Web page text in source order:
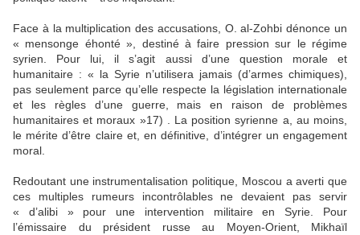
Face à la multiplication des accusations, O. al-Zohbi dénonce un
« mensonge éhonté », destiné à faire pression sur le régime
syrien. Pour lui, il s’agit aussi d’une question morale et
humanitaire : « la Syrie n’utilisera jamais (d’armes chimiques),
pas seulement parce qu’elle respecte la législation internationale
et les règles d’une guerre, mais en raison de problèmes
humanitaires et moraux »17) . La position syrienne a, au moins,
le mérite d’être claire et, en définitive, d’intégrer un engagement
moral.
Redoutant une instrumentalisation politique, Moscou a averti que
ces multiples rumeurs incontrôlables ne devaient pas servir
« d’alibi » pour une intervention militaire en Syrie. Pour
l’émissaire du président russe au Moyen-Orient, Mikhaïl